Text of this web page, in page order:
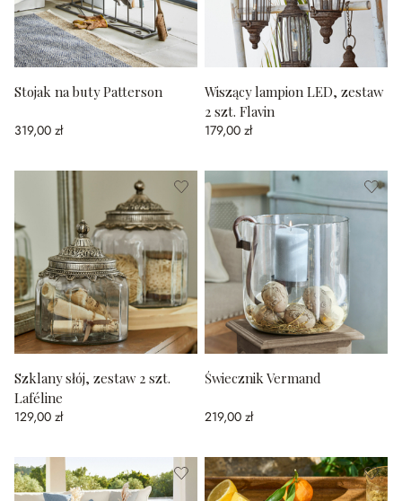
Stojak na buty Patterson
319,00 zł
Wiszący lampion LED, zestaw
2 szt. Flavin
179,00 zł
Szklany słój, zestaw 2 szt.
Laféline
129,00 zł
Świecznik Vermand
219,00 zł